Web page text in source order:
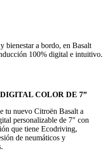
bienestar a bordo, en Basalt
100% digital e intuitivo.
COLOR DE 7”
tu nuevo Citroën Basalt a
personalizable de 7″ con
que tiene Ecodriving,
de neumáticos y